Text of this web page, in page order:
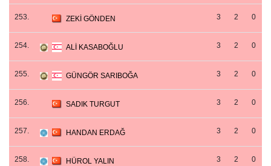
253. ZEKİ GÖNDEN 3 2 0
254. ALİ KASABOĞLU 3 2 0
255. GÜNGÖR SARIBOĞA 3 2 0
256. SADIK TURGUT 3 2 0
257. HANDAN ERDAĞ 3 2 0
258. HÜROL YALIN 3 2 0